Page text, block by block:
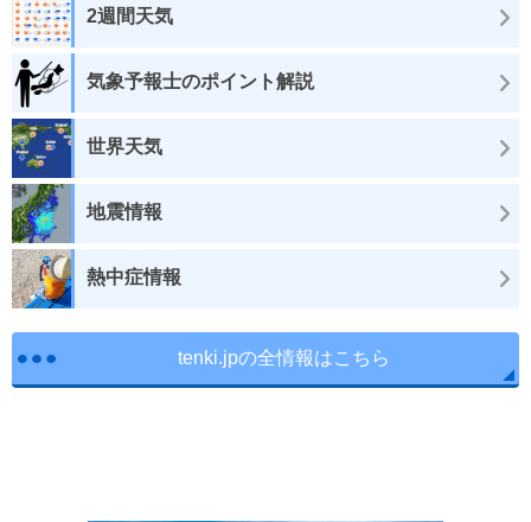
2週間天気
気象予報士のポイント解説
世界天気
地震情報
熱中症情報
tenki.jpの全情報はこちら